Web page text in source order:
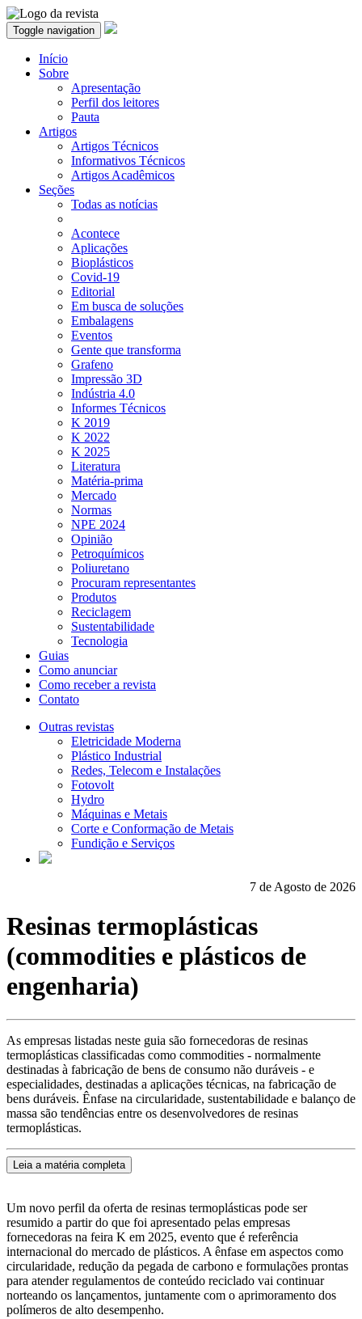
Toggle navigation
Início
Sobre
Apresentação
Perfil dos leitores
Pauta
Artigos
Artigos Técnicos
Informativos Técnicos
Artigos Acadêmicos
Seções
Todas as notícias
Acontece
Aplicações
Bioplásticos
Covid-19
Editorial
Em busca de soluções
Embalagens
Eventos
Gente que transforma
Grafeno
Impressão 3D
Indústria 4.0
Informes Técnicos
K 2019
K 2022
K 2025
Literatura
Matéria-prima
Mercado
Normas
NPE 2024
Opinião
Petroquímicos
Poliuretano
Procuram representantes
Produtos
Reciclagem
Sustentabilidade
Tecnologia
Guias
Como anunciar
Como receber a revista
Contato
Outras revistas
Eletricidade Moderna
Plástico Industrial
Redes, Telecom e Instalações
Fotovolt
Hydro
Máquinas e Metais
Corte e Conformação de Metais
Fundição e Serviços
7 de Agosto de 2026
Resinas termoplásticas
(commodities e plásticos de
engenharia)
As empresas listadas neste guia são fornecedoras de resinas
termoplásticas classificadas como commodities - normalmente
destinadas à fabricação de bens de consumo não duráveis - e
especialidades, destinadas a aplicações técnicas, na fabricação de
bens duráveis. Ênfase na circularidade, sustentabilidade e balanço de
massa são tendências entre os desenvolvedores de resinas
termoplásticas.
Leia a matéria completa
Um novo perfil da oferta de resinas termoplásticas pode ser
resumido a partir do que foi apresentado pelas empresas
fornecedoras na feira K em 2025, evento que é referência
internacional do mercado de plásticos. A ênfase em aspectos como
circularidade, redução da pegada de carbono e formulações prontas
para atender regulamentos de conteúdo reciclado vai continuar
norteando os lançamentos, juntamente com o aprimoramento dos
polímeros de alto desempenho.